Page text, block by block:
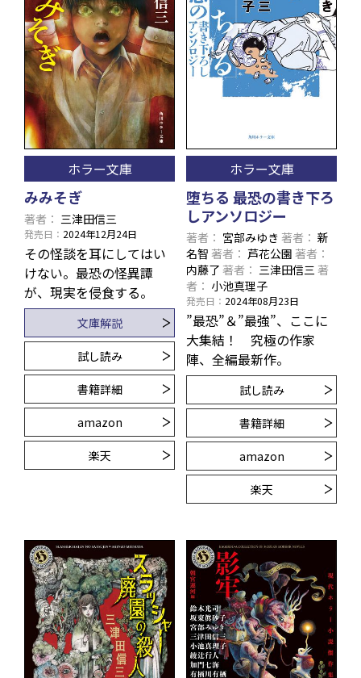
ホラー文庫
みみそぎ
著者 三津田信三
発売日 2024年12月24日
その怪談を耳にしてはい
けない――。最恐の怪異譚
が、現実を侵食する。
文庫解説
試し読み
書籍詳細
amazon
楽天
ホラー文庫
堕ちる 最恐の書き下ろ
しアンソロジー
著者 宮部みゆき 著者
新
名智 著者 芦花公園 著者
内藤了 著者 三津田信三 著
者
小池真理子
発売日 2024年08月23日
”最恐”＆”最強”、ここに
大集結！ 究極の作家
陣、全編最新作。
試し読み
書籍詳細
amazon
楽天